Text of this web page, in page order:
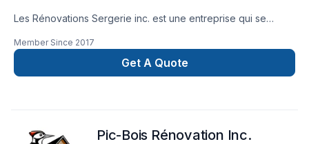
Les Rénovations Sergerie inc. est une entreprise qui se
tout genre. Plus précisément, en cuisine,salle de bain,finition
de sous sol ,projet clé en main ,agrandissement en tout
genre ,démolition. Nous saurons répondre à vos attentes
rencontrer. Un service à la hauteur de vos attentes !!!
Member Since 2017
Get A Quote
Pic-Bois Rénovation Inc.